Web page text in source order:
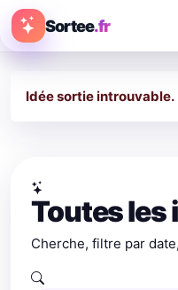
Sortee.fr
Idée sortie introuvable.
Toutes les
Cherche, filtre par